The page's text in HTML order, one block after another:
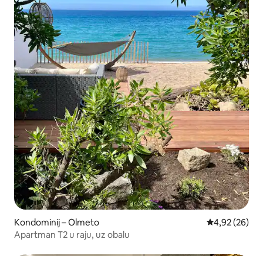
Kondominij – Olmeto Prosječna
4,92 (26)
Apartman T2 u raju, uz obalu